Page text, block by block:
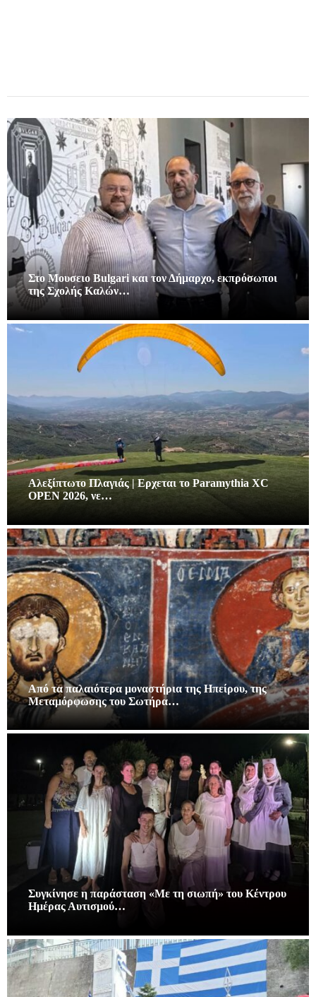
Στο Μουσειο Bulgari και τον Δήμαρχο, εκπρόσωποι
της Σχολής Καλών…
Αλεξίπτωτο Πλαγιάς | Ερχεται το Paramythia XC
OPEN 2026, νε…
Από τα παλαιότερα μοναστήρια της Ηπείρου, της
Μεταμόρφωσης του Σωτήρα…
Συγκίνησε η παράσταση «Με τη σιωπή» του Κέντρου
Ημέρας Αυτισμού…